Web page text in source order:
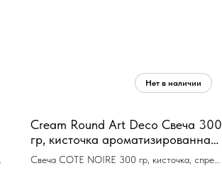
Cream Round Art Deco Свеча 300
гр, кисточка ароматизированная,
спрей 5 мл для кисточки, соевый
Свеча COTE NOIRE 300 гр, кисточка, спрей